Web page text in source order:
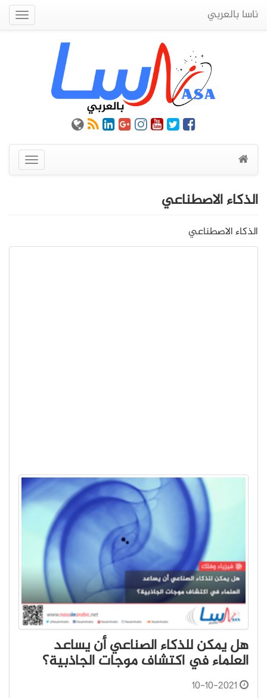
ناسا بالعربي
عرض
القائمة
الذكاء الاصطناعي
الذكاء الاصطناعي
هل يمكن للذكاء الصناعي أن يساعد
العلماء في اكتشاف موجات الجاذبية؟
10-10-2021